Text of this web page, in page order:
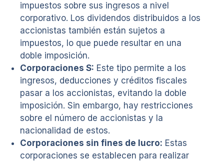
impuestos sobre sus ingresos a nivel
corporativo. Los dividendos distribuidos a los
accionistas también están sujetos a
impuestos, lo que puede resultar en una
doble imposición.
Corporaciones S: Este tipo permite a los
ingresos, deducciones y créditos fiscales
pasar a los accionistas, evitando la doble
imposición. Sin embargo, hay restricciones
sobre el número de accionistas y la
nacionalidad de estos.
Corporaciones sin fines de lucro: Estas
corporaciones se establecen para realizar